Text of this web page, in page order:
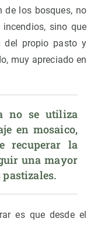
de los bosques, no
sino que
del propio pasto y
muy apreciado en
no se utiliza
en mosaico,
recuperar la
una mayor
es que desde el